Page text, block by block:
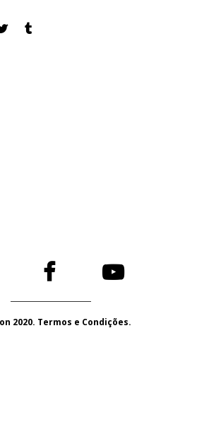
2020. Termos e Condições.